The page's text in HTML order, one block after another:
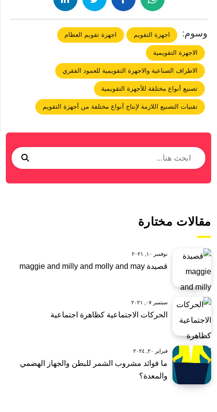
وسوم: اجهزة التقويم اجهزة تقويم العظام
الاجهزة التقويمية
الاطراف الصناعية والاجهزة التقويمية للعمود الفقري
تصنيع أنواع مختلقة للأجهزة التقويمية
تقنيات التصنيع اللازمة لإنتاج أنواع مختلفة من أجهزة التقويم
مقالات مختارة
نوفمبر ١٠, ٢٠٢١
قصيدة maggie and milly and molly and may
سبتمبر ٠٧, ٢٠٢١
الحركات الاجتماعية كظاهرة اجتماعية
فبراير ٢٠, ٢٠٢٤
ما فوائد مشروب الشمر للبطن والجهاز الهضمي
والمعدة؟